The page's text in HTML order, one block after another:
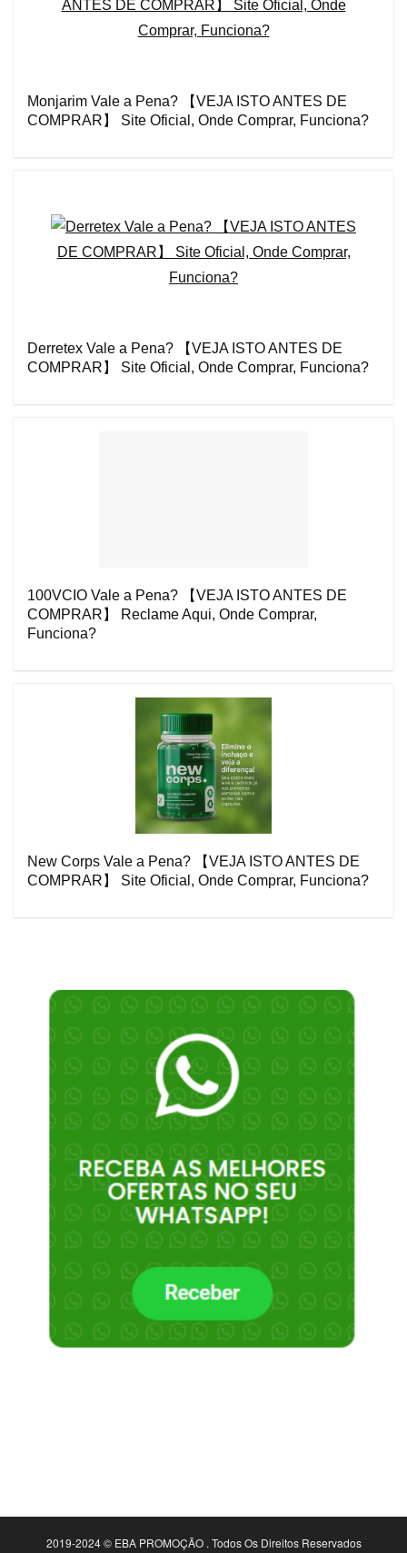
Monjarim Vale a Pena? 【VEJA ISTO ANTES DE
COMPRAR】 Site Oficial, Onde Comprar, Funciona?
Derretex Vale a Pena? 【VEJA ISTO ANTES DE
COMPRAR】 Site Oficial, Onde Comprar, Funciona?
100VCIO Vale a Pena? 【VEJA ISTO ANTES DE
COMPRAR】 Reclame Aqui, Onde Comprar,
Funciona?
New Corps Vale a Pena? 【VEJA ISTO ANTES DE
COMPRAR】 Site Oficial, Onde Comprar, Funciona?
2019-2024 © EBA PROMOÇÃO . Todos Os Direitos Reservados